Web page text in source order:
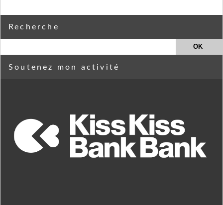
Recherche
Soutenez mon activité